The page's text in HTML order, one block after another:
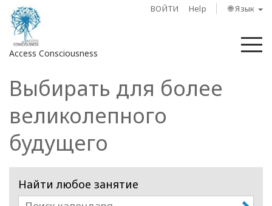
ВОЙТИ Help 🌐 Язык
Access Consciousness
Войти
свою
запись
нас
Выбирать для более
великолепного
будущего
Найти любое занятие